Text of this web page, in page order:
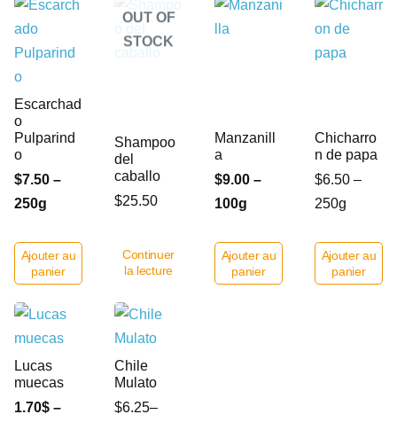
Escarchad
o
Pulparind
o
$7.50 –
250g
Ajouter au
panier
OUT OF
STOCK
Shampoo
del
caballo
$25.50
Continuer
la lecture
Manzanill
a
$9.00 –
100g
Ajouter au
panier
Chicharro
n de papa
$6.50 –
250g
Ajouter au
panier
Lucas
muecas
1.70$ –
Chile
Mulato
$6.25–